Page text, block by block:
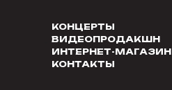
КОНЦЕРТЫ
ВИДЕОПРОДАКШН
ИНТЕРНЕТ-МАГАЗИН
КОНТАКТЫ